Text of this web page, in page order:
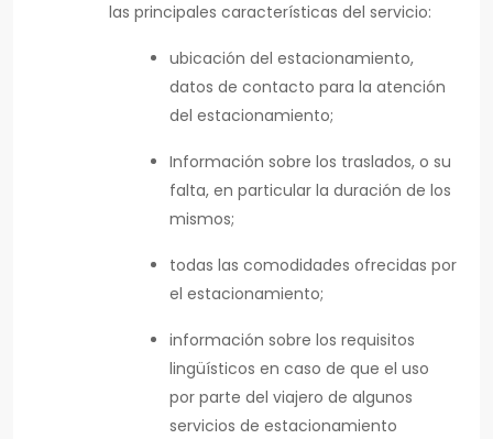
las principales características del servicio:
ubicación del estacionamiento,
datos de contacto para la atención
del estacionamiento;
Información sobre los traslados, o su
falta, en particular la duración de los
mismos;
todas las comodidades ofrecidas por
el estacionamiento;
información sobre los requisitos
lingüísticos en caso de que el uso
por parte del viajero de algunos
servicios de estacionamiento